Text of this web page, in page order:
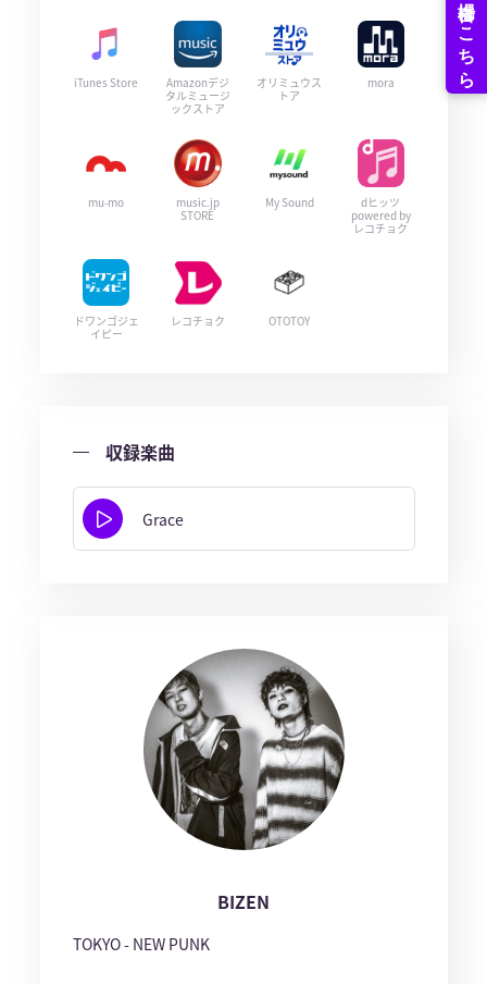
iTunes Store
Amazonデジ
タルミュージ
ックストア
オリミュウス
トア
mora
mu-mo
music.jp
STORE
My Sound
dヒッツ
powered by
レコチョク
ドワンゴジェ
イピー
レコチョク OTOTOY
収録楽曲
Grace
BIZEN
TOKYO - NEW PUNK